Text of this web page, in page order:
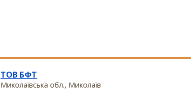
ТОВ БФТ
Миколаївська обл., Миколаїв